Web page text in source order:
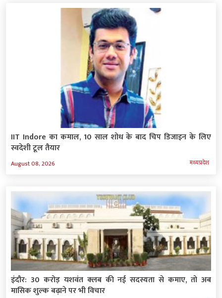
IIT Indore का कमाल, 10 साल शोध के बाद चिप डिजाइन के लिए
स्वदेशी टूल तैयार
August 08, 2026 मध्‍यप्रदेश
इंदौर: 30 करोड़ यशवंत क्लब की नई सदस्यता से कमाए, तो अब
मासिक शुल्क बढ़ाने पर भी विचार